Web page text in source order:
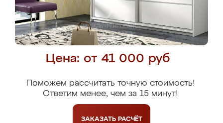
Цена: от 41 000 руб
Поможем рассчитать точную стоимость!
Ответим менее, чем за 15 минут!
ЗАКАЗАТЬ РАСЧЁТ